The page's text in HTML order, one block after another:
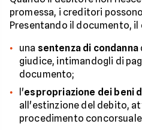
promessa, i creditori
Presentando il documento,
una sentenza di condanna
giudice, intimandogli di
documento;
l'espropriazione dei beni
all'estinzione del debito,
procedimento